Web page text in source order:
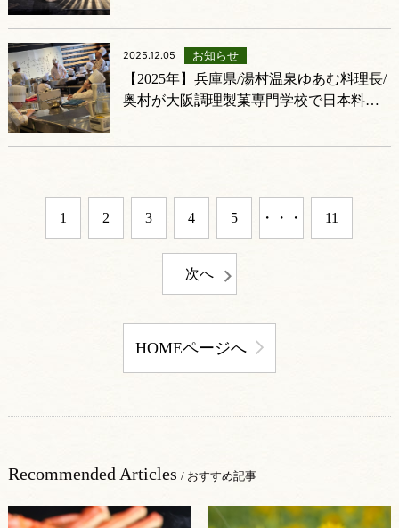
2025.12.05 お知らせ
【2025年】兵庫県/湯村温泉ゆあむ料理長/
奥村が大阪調理製菓専門学校で日本料理
1 2 3 4 5 ・・・ 11
次へ
HOMEページへ
Recommended Articles / おすすめ記事